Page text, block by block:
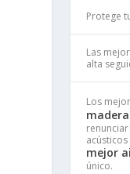
Protege
Las
alta
Los
madera
mejor
único.